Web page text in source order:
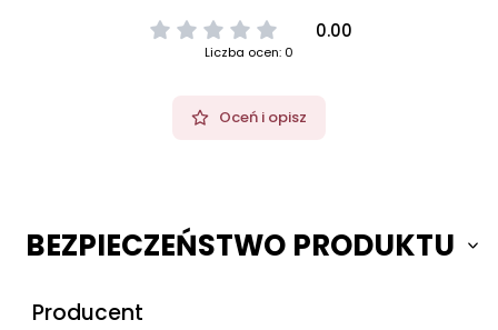
0.00
Liczba ocen: 0
Oceń i opisz
BEZPIECZEŃSTWO PRODUKTU
Producent